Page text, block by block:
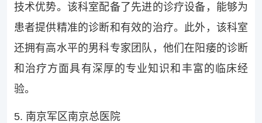
技术优势。该科室配备了先进的诊疗设备，能够为
患者提供精准的诊断和有效的治疗。此外，该科室
还拥有高水平的男科专家团队，他们在阳痿的诊断
和治疗方面具有深厚的专业知识和丰富的临床经
验。
5. 南京军区南京总医院